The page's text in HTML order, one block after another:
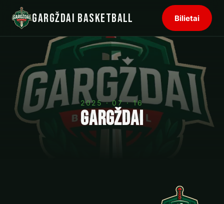
Gargždai Basketball Bilietai
2025 · 07 · 16
Gargždai